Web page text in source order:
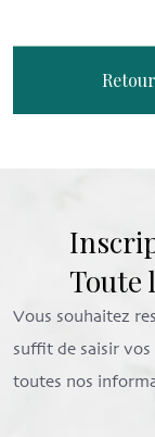
Toute
Vous souhaitez
suffit de saisir
toutes nos